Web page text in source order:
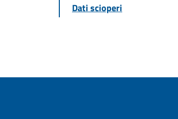
Dati scioperi